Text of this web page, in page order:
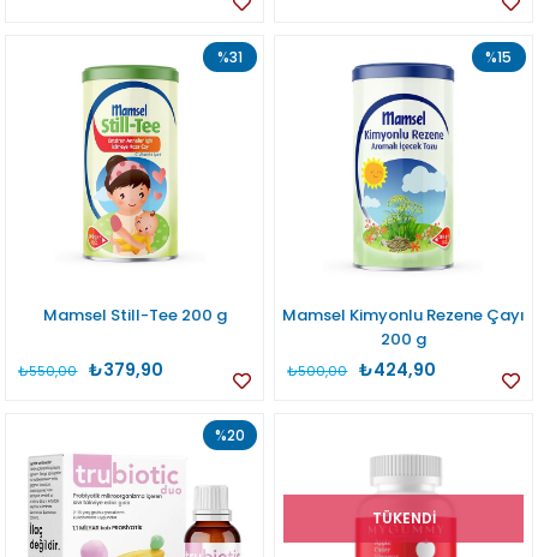
Mamsel Still-Tee 200 g
₺379,90
₺550,00
%31
Mamsel Kimyonlu Rezene Çayı
200 g
₺424,90
₺500,00
%15
%20
TÜKENDI